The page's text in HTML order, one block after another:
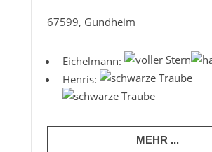
67599, Gundheim
Eichelmann:
Henris:
MEHR ...